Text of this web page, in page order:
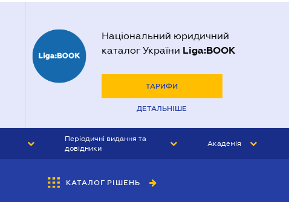
Національний юридичний
каталог України Liga:BOOK
ТАРИФИ
ДЕТАЛЬНІШЕ
Періодичні видання та
довідники
БУХГАЛТЕР&ЗАКОН
Академія
КАТАЛОГ РІШЕНЬ